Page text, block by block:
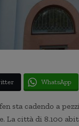
WhatsApp
sta cadendo a
La città di 8.100